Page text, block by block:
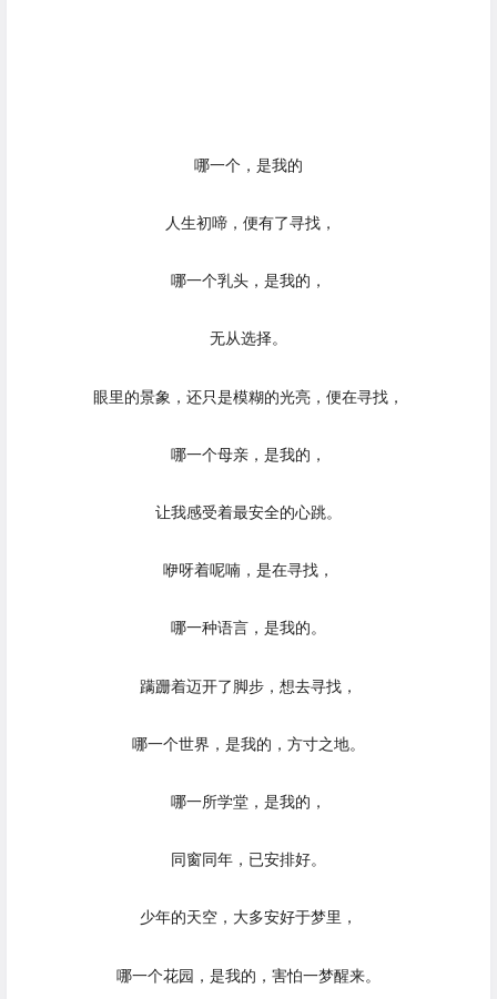
哪一个，是我的
人生初啼，便有了寻找，
哪一个乳头，是我的，
无从选择。
眼里的景象，还只是模糊的光亮，便在寻找，
哪一个母亲，是我的，
让我感受着最安全的心跳。
咿呀着呢喃，是在寻找，
哪一种语言，是我的。
蹒跚着迈开了脚步，想去寻找，
哪一个世界，是我的，方寸之地。
哪一所学堂，是我的，
同窗同年，已安排好。
少年的天空，大多安好于梦里，
哪一个花园，是我的，害怕一梦醒来。